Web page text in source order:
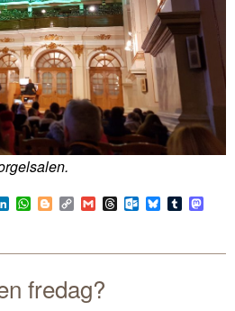
LinkedIn
WhatsApp
BloggerCopy
Link
GmailThreadsOutlook.com
BlueskyTumblr
fredag?